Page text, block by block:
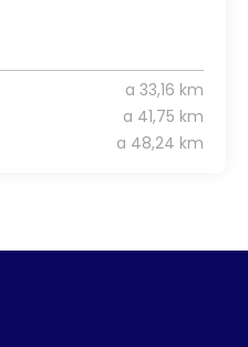
a 33,16 km
a 41,75 km
a 48,24 km